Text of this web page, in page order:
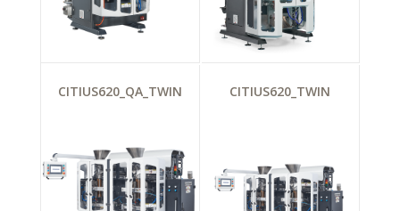
CITIUS620_QA_TWIN CITIUS620_TWIN